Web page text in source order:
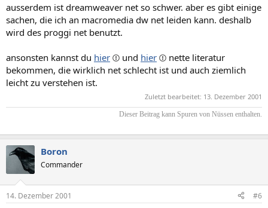
ausserdem ist dreamweaver net so schwer. aber es gibt einige
sachen, die ich an macromedia dw net leiden kann. deshalb
wird des proggi net benutzt.
ansonsten kannst du hier und hier
nette literatur
bekommen, die wirklich net schlecht ist und auch ziemlich
leicht zu verstehen ist.
Zuletzt bearbeitet: 13. Dezember 2001
Dieser Beitrag kann Spuren von Nüssen enthalten.​
Boron
Commander
14. Dezember 2001 #6